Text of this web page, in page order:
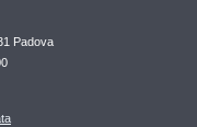
Padova